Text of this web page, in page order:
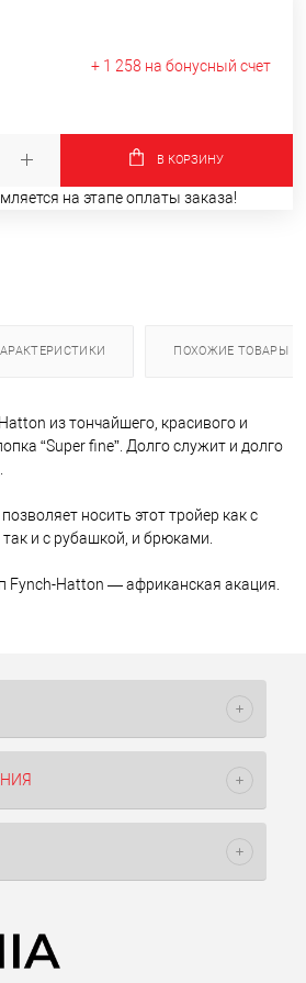
+ 1 258 на бонусный счет
В КОРЗИНУ
на этапе оплаты заказа!
ПОХОЖИЕ ТОВАРЫ
из тончайшего, красивого и
“Super fine”. Долго служит и долго
носить этот тройер как с
и с рубашкой, и брюками.
Fynch-Hatton — африканская акация.